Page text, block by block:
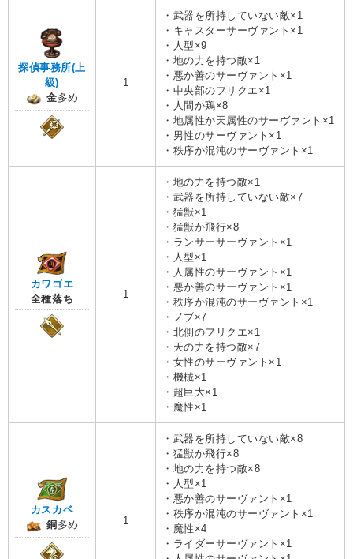
探偵事務所(上
級)
金多め
1
・武器を所持していない敵×1
・キャスターサーヴァント×1
・人型×9
・地の力を持つ敵×1
・悪か善のサーヴァント×1
・中央部のフリクエ×1
・人間か鶏×8
・地属性か天属性のサーヴァント×1
・男性のサーヴァント×1
・秩序か混沌のサーヴァント×1
カワゴエ
全種落ち
1
・地の力を持つ敵×1
・武器を所持していない敵×7
・猛獣×1
・猛獣か飛行×8
・ランサーサーヴァント×1
・人型×1
・人属性のサーヴァント×1
・悪か善のサーヴァント×1
・秩序か混沌のサーヴァント×1
・ノブ×7
・北側のフリクエ×1
・天の力を持つ敵×7
・女性のサーヴァント×1
・機械×1
・超巨大×1
・魔性×1
カスカベ
銅 多め 1
・武器を所持していない敵×8
・猛獣か飛行×8
・地の力を持つ敵×8
・人型×1
・悪か善のサーヴァント×1
・秩序か混沌のサーヴァント×1
・魔性×4
・ライダーサーヴァント×1